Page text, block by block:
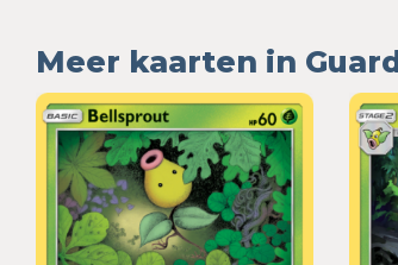
Meer kaarten in